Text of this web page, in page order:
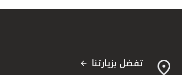
تفضل بزيارتنا